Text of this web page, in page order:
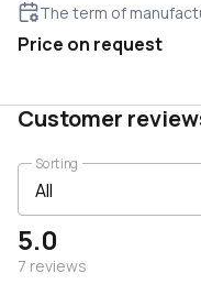
The term of
Price on request
Customer
5.0
7 reviews
Sorting